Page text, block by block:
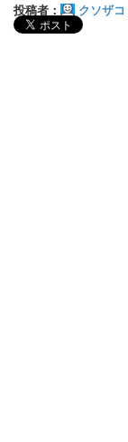
投稿者： クソザコ